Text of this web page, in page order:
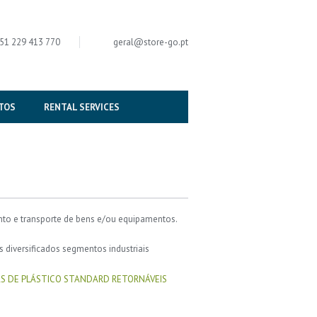
229 413 770 geral@store-go.pt
RENTAL SERVICES
e transporte de bens e/ou equipamentos.
diversificados segmentos industriais
DE PLÁSTICO STANDARD RETORNÁVEIS